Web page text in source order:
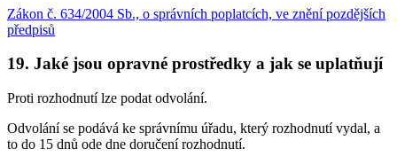
Zákon č. 634/2004 Sb., o správních poplatcích, ve znění pozdějších
předpisů
19. Jaké jsou opravné prostředky a jak se uplatňují
Proti rozhodnutí lze podat odvolání.
Odvolání se podává ke správnímu úřadu, který rozhodnutí vydal, a
to do 15 dnů ode dne doručení rozhodnutí.